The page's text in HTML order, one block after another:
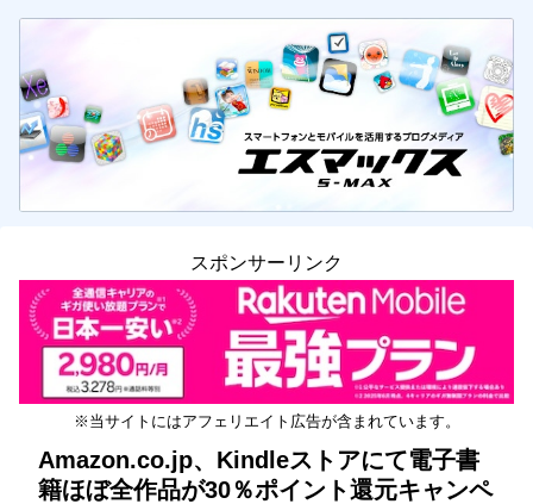
スポンサーリンク
※当サイトにはアフェリエイト広告が含まれています。
Amazon.co.jp、Kindleストアにて電子書
籍ほぼ全作品が30％ポイント還元キャンペ